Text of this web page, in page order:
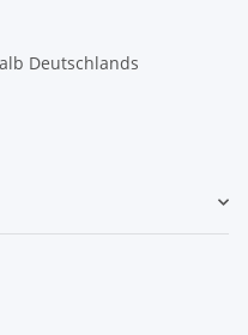
Deutschlands